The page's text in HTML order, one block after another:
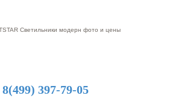
Светильники модерн фото и цены
8(499) 397-79-05